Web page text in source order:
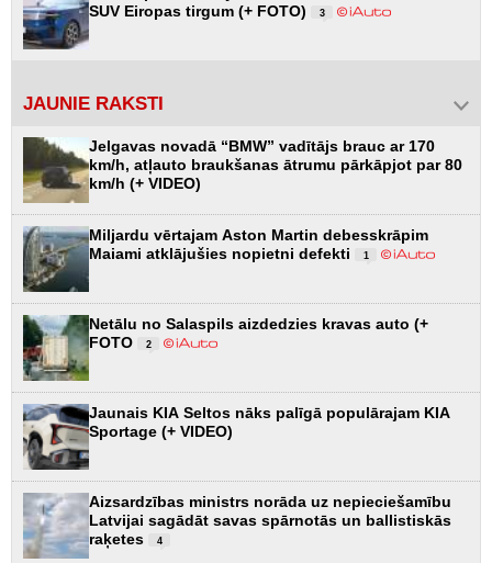
SUV Eiropas tirgum (+ FOTO)
3
JAUNIE RAKSTI
Jelgavas novadā “BMW” vadītājs brauc ar 170
km/h, atļauto braukšanas ātrumu pārkāpjot par 80
km/h (+ VIDEO)
Miljardu vērtajam Aston Martin debesskrāpim
Maiami atklājušies nopietni defekti
1
Netālu no Salaspils aizdedzies kravas auto (+
FOTO
2
Jaunais KIA Seltos nāks palīgā populārajam KIA
Sportage (+ VIDEO)
Aizsardzības ministrs norāda uz nepieciešamību
Latvijai sagādāt savas spārnotās un ballistiskās
raķetes
4